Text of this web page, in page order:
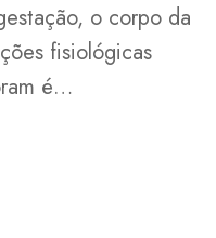
o corpo da
fisiológicas
é…